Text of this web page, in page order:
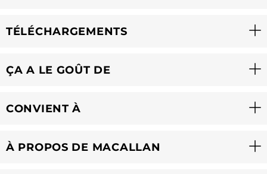
TÉLÉCHARGEMENTS
ÇA A LE GOÛT DE
CONVIENT À
À PROPOS DE MACALLAN